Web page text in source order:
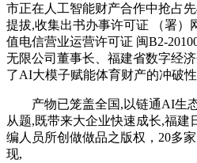
市正在人工智能财产合作中抢占
提拔,收集出书办事许可证 （署）
值电信营业运营许可证 闽B2-
无限公司董事长、福建省数字经
了AI大模子赋能体育财产的冲破性
产物已笼盖全国,以链通AI生态
从题,既带来大企业快速成长,福建
编人员所创做做品之版权，20多
现,